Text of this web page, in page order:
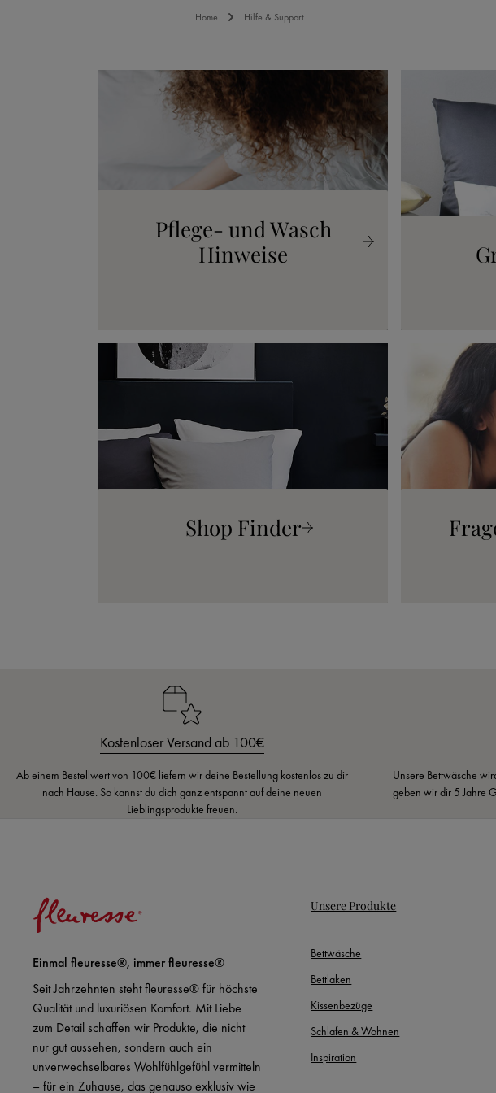
Home Hilfe & Support
Mehr erfahren
Pflege- und Wasch
Hinweise
Mehr erfahren
Shop Finder
Mehr erfahren
Kostenloser Versand ab 100€
Ab einem Bestellwert von 100€ liefern wir deine Bestellung kostenlos zu dir
nach Hause. So kannst du dich ganz entspannt auf deine neuen
Lieblingsprodukte freuen.
Unsere Bettwäsche
geben wir dir 5 Jahre
Einmal fleuresse®, immer fleuresse®
Seit Jahrzehnten steht fleuresse® für höchste
Qualität und luxuriösen Komfort. Mit Liebe
zum Detail schaffen wir Produkte, die nicht
nur gut aussehen, sondern auch ein
unverwechselbares Wohlfühlgefühl vermitteln
– für ein Zuhause, das genauso exklusiv wie
Unsere Produkte
Bettwäsche
Bettlaken
Kissenbezüge
Schlafen & Wohnen
Inspiration